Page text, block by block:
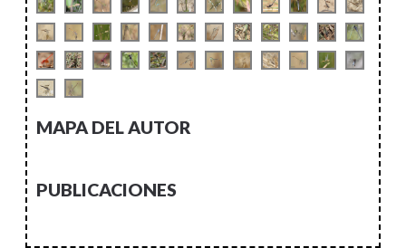
MAPA DEL AUTOR
PUBLICACIONES